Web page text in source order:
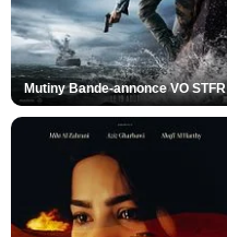
Mutiny Bande-annonce VO STFR